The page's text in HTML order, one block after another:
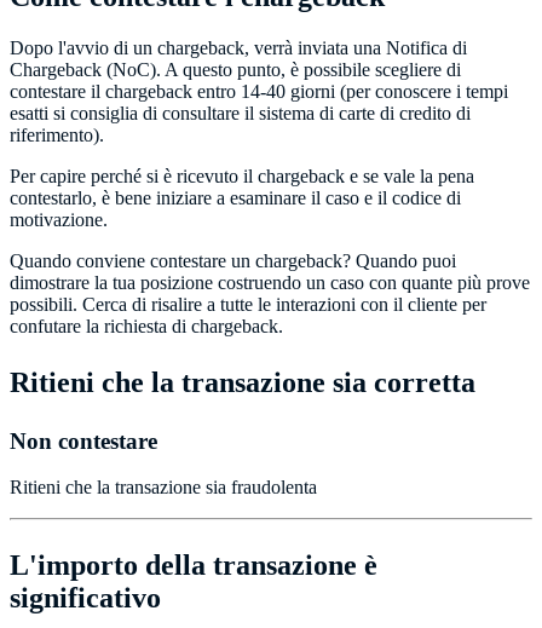
Dopo l'avvio di un chargeback, verrà inviata una Notifica di
Chargeback (NoC). A questo punto, è possibile scegliere di
contestare il chargeback entro 14-40 giorni (per conoscere i tempi
esatti si consiglia di consultare il sistema di carte di credito di
riferimento).
Per capire perché si è ricevuto il chargeback e se vale la pena
contestarlo, è bene iniziare a esaminare il caso e il codice di
motivazione.
Quando conviene contestare un chargeback? Quando puoi
dimostrare la tua posizione costruendo un caso con quante più prove
possibili. Cerca di risalire a tutte le interazioni con il cliente per
confutare la richiesta di chargeback.
Ritieni che la transazione sia corretta
Non contestare
Ritieni che la transazione sia fraudolenta
L'importo della transazione è
significativo